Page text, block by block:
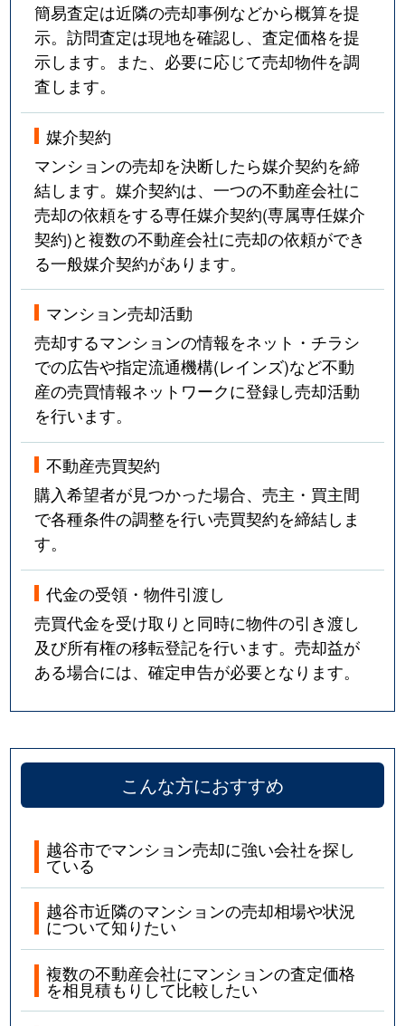
簡易査定は近隣の売却事例などから概算を提
示。訪問査定は現地を確認し、査定価格を提
示します。また、必要に応じて売却物件を調
査します。
媒介契約
マンションの売却を決断したら媒介契約を締
結します。媒介契約は、一つの不動産会社に
売却の依頼をする専任媒介契約(専属専任媒介
契約)と複数の不動産会社に売却の依頼ができ
る一般媒介契約があります。
マンション売却活動
売却するマンションの情報をネット・チラシ
での広告や指定流通機構(レインズ)など不動
産の売買情報ネットワークに登録し売却活動
を行います。
不動産売買契約
購入希望者が見つかった場合、売主・買主間
で各種条件の調整を行い売買契約を締結しま
す。
代金の受領・物件引渡し
売買代金を受け取りと同時に物件の引き渡し
及び所有権の移転登記を行います。売却益が
ある場合には、確定申告が必要となります。
こんな方におすすめ
越谷市でマンション売却に強い会社を探し
ている
越谷市近隣のマンションの売却相場や状況
について知りたい
複数の不動産会社にマンションの査定価格
を相見積もりして比較したい